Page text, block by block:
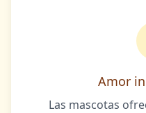
Amor
Las mascotas